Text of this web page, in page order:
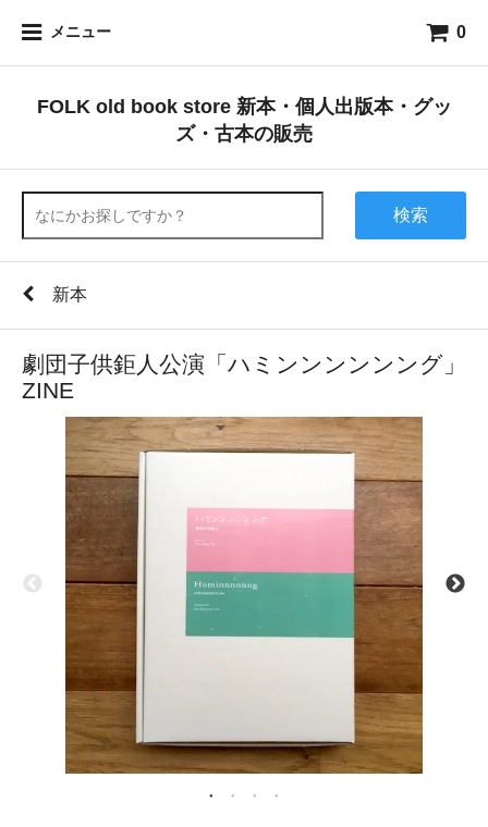
メニュー 0
FOLK old book store 新本・個人出版本・グッ
ズ・古本の販売
検索
新本
劇団子供鉅人公演「ハミンンンンンング」
ZINE